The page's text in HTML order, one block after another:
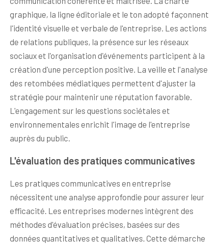
graphique, la ligne éditoriale et le ton adopté façonnent
l'identité visuelle et verbale de l'entreprise. Les actions
de relations publiques, la présence sur les réseaux
sociaux et l'organisation d'événements participent à la
création d'une perception positive. La veille et l'analyse
des retombées médiatiques permettent d'ajuster la
stratégie pour maintenir une réputation favorable.
L'engagement sur les questions sociétales et
environnementales enrichit l'image de l'entreprise
auprès du public.
L'évaluation des pratiques communicatives
Les pratiques communicatives en entreprise
nécessitent une analyse approfondie pour assurer leur
efficacité. Les entreprises modernes intègrent des
méthodes d'évaluation précises, basées sur des
données quantitatives et qualitatives. Cette démarche